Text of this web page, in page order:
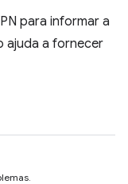
para informar a
ajuda a fornecer